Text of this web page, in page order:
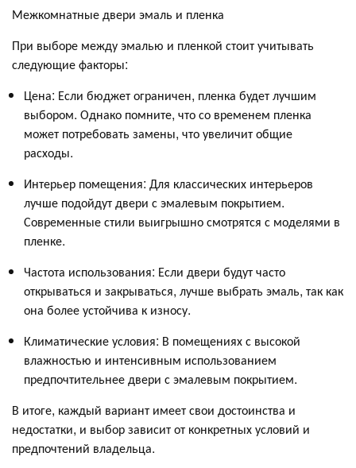
Межкомнатные двери эмаль и пленка
При выборе между эмалью и пленкой стоит учитывать
следующие факторы:
Цена: Если бюджет ограничен, пленка будет лучшим
выбором. Однако помните, что со временем пленка
может потребовать замены, что увеличит общие
расходы.
Интерьер помещения: Для классических интерьеров
лучше подойдут двери с эмалевым покрытием.
Современные стили выигрышно смотрятся с моделями в
пленке.
Частота использования: Если двери будут часто
открываться и закрываться, лучше выбрать эмаль, так как
она более устойчива к износу.
Климатические условия: В помещениях с высокой
влажностью и интенсивным использованием
предпочтительнее двери с эмалевым покрытием.
В итоге, каждый вариант имеет свои достоинства и
недостатки, и выбор зависит от конкретных условий и
предпочтений владельца.